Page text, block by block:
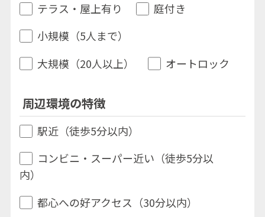
テラス・屋上有り
庭付き
小規模（5人まで）
大規模（20人以上）
オートロック
周辺環境の特徴
駅近（徒歩5分以内）
コンビニ・スーパー近い（徒歩5分以
内）
都心への好アクセス（30分以内）